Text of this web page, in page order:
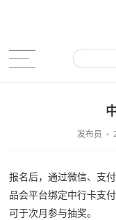
发布员
报名后，通过微信、支
品会平台绑定中行卡支
可于次月参与抽奖。